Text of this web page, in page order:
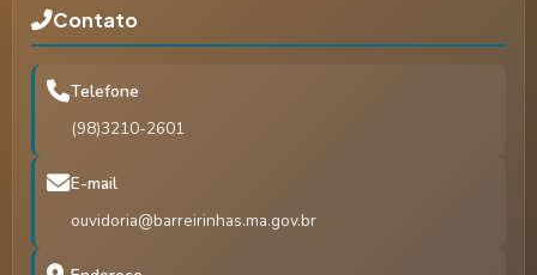
Contato
Telefone
(98)3210-2601
E-mail
ouvidoria@barreirinhas.ma.gov.br